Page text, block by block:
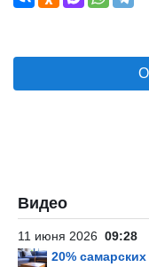
Видео
11 июня 2026 09:28
20%